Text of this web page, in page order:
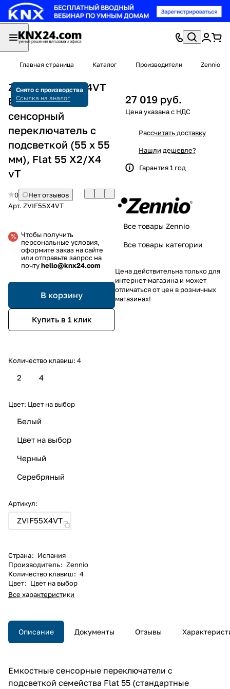
Главная страница Каталог Производители Zennio
Снято с производства
Ссылка на аналог
Zennio ZVIF55X4VT
Емкостный
сенсорный
переключатель с
подсветкой (55 x 55
мм), Flat 55 X2/X4
vT
0
Нет отзывов
Арт. ZVIF55X4VT
Чтобы получить
персональные условия,
оформите заказ на сайте
или отправьте запрос на
почтуhello@knx24.com
В корзину
Купить в 1 клик
Количество клавиш: 4
4
2
Цвет: Цвет на выбор
Цвет на выбор
Белый
Черный
Серебряный
Артикул:
ZVIF55X4VT
Страна: Испания
Производитель: Zennio
Количество клавиш: 4
Цвет: Цвет на выбор
Все характеристики
27 019 руб.
Рассчитать доставку
Нашли дешевле?
Гарантия 1 год
Все товары Zennio
Все товары категории
Цена действительна только для
интернет-магазина и может
отличаться от цен в розничных
магазинах!
Описание Документы Отзывы
Емкостные сенсорные переключатели с
подсветкой семейства Flat 55 (стандартные